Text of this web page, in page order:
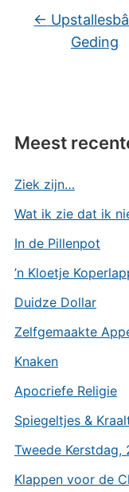
←
Geding
Meest
Ziek zijn…
Wat ik zie dat ik
In de Pillenpot
’n Kloetje
Duidze Dollar
Zelfgemaakte
Knaken
Apocriefe Religie
Spiegeltjes &
Tweede Kerstdag,
Klappen voor de